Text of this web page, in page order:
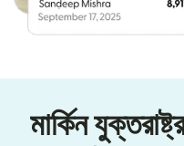
মার্কিন